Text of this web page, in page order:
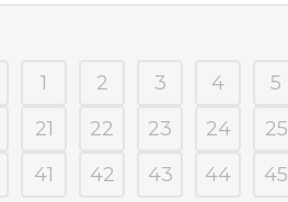
1 2 3 4 5
21 22 23 24 25
41 42 43 44 45